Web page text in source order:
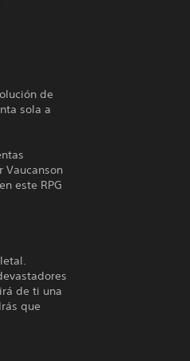
de
sola a
Vaucanson
este RPG
de ti una
que